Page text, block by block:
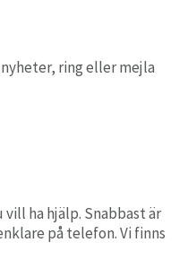
ring eller mejla
vill ha hjälp. Snabbast är
på telefon. Vi finns